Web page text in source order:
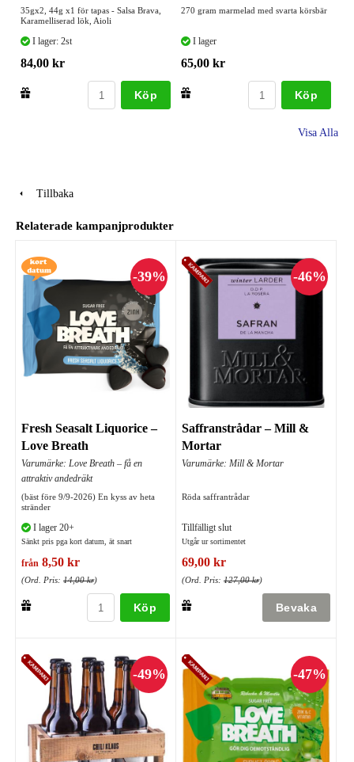
35gx2, 44g x1 för tapas - Salsa Brava,
Karamelliserad lök, Aioli
I lager: 2st
84,00 kr
Köp
270 gram marmelad med svarta körsbär
I lager
65,00 kr
Köp
Visa Alla
Tillbaka
Relaterade kampanjprodukter
Fresh Seasalt Liquorice –
Love Breath
Varumärke: Love Breath – få en
attraktiv andedräkt
(bäst före 9/9-2026) En kyss av heta
stränder
I lager 20+
Sänkt pris pga kort datum, ät snart
från 8,50 kr
(Ord. Pris: 14,00 kr)
Köp
Saffranstrådar – Mill &
Mortar
Varumärke: Mill & Mortar
Röda saffrantrådar
Tillfälligt slut
Utgår ur sortimentet
69,00 kr
(Ord. Pris: 127,00 kr)